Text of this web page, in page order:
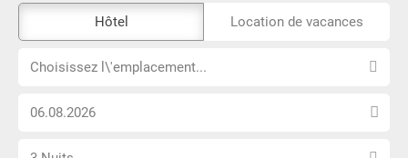
de
réservation
n\'est
Hôtel Location de vacances
Choisissez
Choisissez l\'emplacement...
Choisissez
date
Sélectionnez